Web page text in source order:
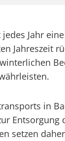
Jahr
Jahreszeit
in
setzen